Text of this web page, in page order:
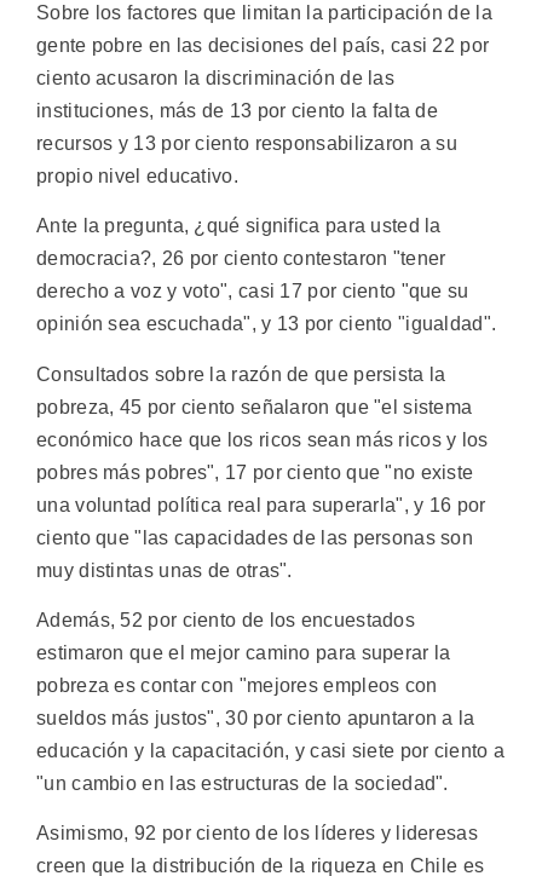
Sobre los factores que limitan la participación de la
gente pobre en las decisiones del país, casi 22 por
ciento acusaron la discriminación de las
instituciones, más de 13 por ciento la falta de
recursos y 13 por ciento responsabilizaron a su
propio nivel educativo.
Ante la pregunta, ¿qué significa para usted la
democracia?, 26 por ciento contestaron "tener
derecho a voz y voto", casi 17 por ciento "que su
opinión sea escuchada", y 13 por ciento "igualdad".
Consultados sobre la razón de que persista la
pobreza, 45 por ciento señalaron que "el sistema
económico hace que los ricos sean más ricos y los
pobres más pobres", 17 por ciento que "no existe
una voluntad política real para superarla", y 16 por
ciento que "las capacidades de las personas son
muy distintas unas de otras".
Además, 52 por ciento de los encuestados
estimaron que el mejor camino para superar la
pobreza es contar con "mejores empleos con
sueldos más justos", 30 por ciento apuntaron a la
educación y la capacitación, y casi siete por ciento a
"un cambio en las estructuras de la sociedad".
Asimismo, 92 por ciento de los líderes y lideresas
creen que la distribución de la riqueza en Chile es